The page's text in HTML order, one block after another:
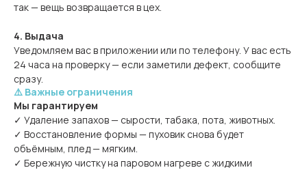
так — вещь возвращается в цех.
4. Выдача
Уведомляем вас в приложении или по телефону. У вас есть
24 часа на проверку — если заметили дефект, сообщите
сразу.
⚠️ Важные ограничения
Мы гарантируем
✓ Удаление запахов — сырости, табака, пота, животных.
✓ Восстановление формы — пуховик снова будет
объёмным, плед — мягким.
✓ Бережную чистку на паровом нагреве с жидкими